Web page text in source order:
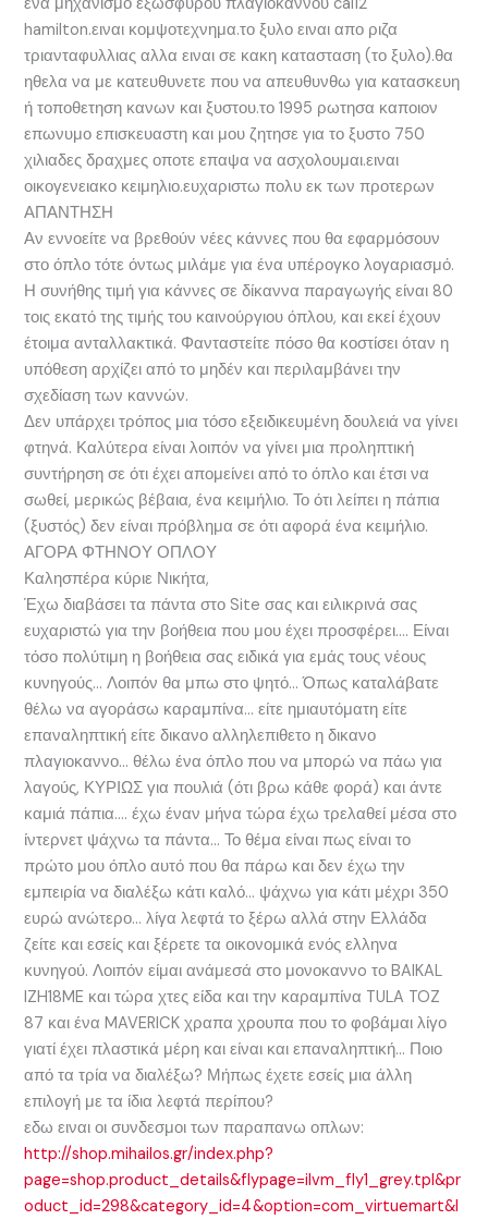
hamilton.ειναι κομψοτεχνημα.το ξυλο ειναι απο ριζα
τριανταφυλλιας αλλα ειναι σε κακη κατασταση (το ξυλο).θα
ηθελα να με κατευθυνετε που να απευθυνθω για κατασκευη
ή τοποθετηση κανων και ξυστου.το 1995 ρωτησα καποιον
επωνυμο επισκευαστη και μου ζητησε για το ξυστο 750
χιλιαδες δραχμες οποτε επαψα να ασχολουμαι.ειναι
οικογενειακο κειμηλιο.ευχαριστω πολυ εκ των προτερων
ΑΠΑΝΤΗΣΗ
Αν εννοείτε να βρεθούν νέες κάννες που θα εφαρμόσουν
στο όπλο τότε όντως μιλάμε για ένα υπέρογκο λογαριασμό.
Η συνήθης τιμή για κάννες σε δίκαννα παραγωγής είναι 80
τοις εκατό της τιμής του καινούργιου όπλου, και εκεί έχουν
έτοιμα ανταλλακτικά. Φανταστείτε πόσο θα κοστίσει όταν η
υπόθεση αρχίζει από το μηδέν και περιλαμβάνει την
σχεδίαση των καννών.
Δεν υπάρχει τρόπος μια τόσο εξειδικευμένη δουλειά να γίνει
φτηνά. Καλύτερα είναι λοιπόν να γίνει μια προληπτική
συντήρηση σε ότι έχει απομείνει από το όπλο και έτσι να
σωθεί, μερικώς βέβαια, ένα κειμήλιο. Το ότι λείπει η πάπια
(ξυστός) δεν είναι πρόβλημα σε ότι αφορά ένα κειμήλιο.
ΑΓΟΡΑ ΦΤΗΝΟΥ ΟΠΛΟΥ
Καλησπέρα κύριε Νικήτα,
Έχω διαβάσει τα πάντα στο Site σας και ειλικρινά σας
ευχαριστώ για την βοήθεια που μου έχει προσφέρει…. Είναι
τόσο πολύτιμη η βοήθεια σας ειδικά για εμάς τους νέους
κυνηγούς… Λοιπόν θα μπω στο ψητό… Όπως καταλάβατε
θέλω να αγοράσω καραμπίνα… είτε ημιαυτόματη είτε
επαναληπτική είτε δικανο αλληλεπιθετο η δικανο
πλαγιοκαννο… θέλω ένα όπλο που να μπορώ να πάω για
λαγούς, ΚΥΡΙΩΣ για πουλιά (ότι βρω κάθε φορά) και άντε
καμιά πάπια…. έχω έναν μήνα τώρα έχω τρελαθεί μέσα στο
ίντερνετ ψάχνω τα πάντα… Το θέμα είναι πως είναι το
πρώτο μου όπλο αυτό που θα πάρω και δεν έχω την
εμπειρία να διαλέξω κάτι καλό… ψάχνω για κάτι μέχρι 350
ευρώ ανώτερο… λίγα λεφτά το ξέρω αλλά στην Ελλάδα
ζείτε και εσείς και ξέρετε τα οικονομικά ενός ελληνα
κυνηγού. Λοιπόν είμαι ανάμεσά στο μονοκαννo το BAIKAL
IZH18ME και τώρα χτες είδα και την καραμπίνα TULA TOZ
87 και ένα MAVERICK χραπα χρουπα που το φοβάμαι λίγο
γιατί έχει πλαστικά μέρη και είναι και επαναληπτική… Ποιο
από τα τρία να διαλέξω? Μήπως έχετε εσείς μια άλλη
επιλογή με τα ίδια λεφτά περίπου?
εδω ειναι οι συνδεσμοι των παραπανω οπλων:
http://shop.mihailos.gr/index.php?
page=shop.product_details&flypage=ilvm_fly1_grey.tpl&pr
oduct_id=298&category_id=4&option=com_virtuemart&I